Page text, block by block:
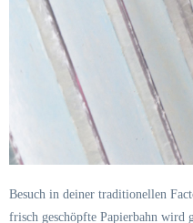
Besuch in deiner traditionellen
frisch geschöpfte Papierbahn wird